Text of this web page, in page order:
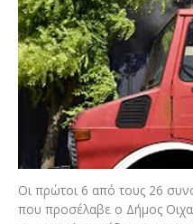
Οι πρώτοι 6 από τους 26
που προσέλαβε ο Δήμος